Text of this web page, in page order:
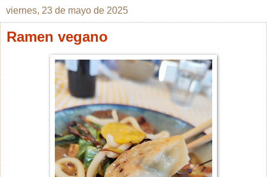
viernes, 23 de mayo de 2025
Ramen vegano